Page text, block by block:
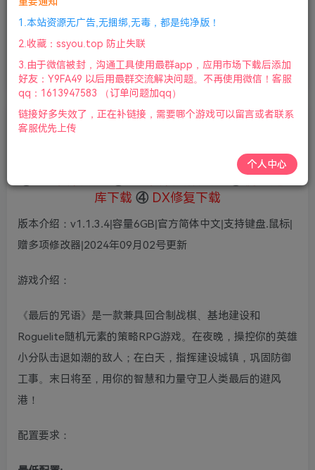
0:00/01:37
首页 全部游戏 正文
《最后的咒语》（The Last Spell）
老杨电玩
游戏运行
库下载 ④ DX修复下载
版本介绍：v1.1.3.4|容量6GB|官方简体中文|支持键盘.鼠标|
赠多项修改器|2024年09月02号更新
游戏介绍：
《最后的咒语》是一款兼具回合制战棋、基地建设和
Roguelite随机元素的策略RPG游戏。在夜晚，操控你的英雄
小分队击退如潮的敌人；在白天，指挥建设城镇，巩固防御
工事。末日将至，用你的智慧和力量守卫人类最后的避风
港！
配置要求：
1.本站资源无广告,无捆绑,无毒，都是纯净版！
2.收藏：ssyou.top 防止失联
3.由于微信被封，沟通工具使用最群app，应用市场下载后添加
好友：Y9FA49 以后用最群交流解决问题。不再使用微信！客服
qq：1613947583 （订单问题加qq）
链接好多失效了，正在补链接，需要哪个游戏可以留言或者联系
客服优先上传
个人中心